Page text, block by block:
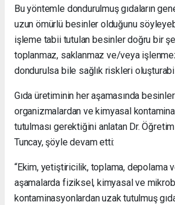
Bu yöntemle dondurulmuş gıdaların
uzun ömürlü besinler olduğunu
işleme tabii tutulan besinler doğru bir
toplanmaz, saklanmaz ve/veya
dondurulsa bile sağlık riskleri
Gıda üretiminin her aşamasında
organizmalardan ve kimyasal
tutulması gerektiğini anlatan Dr.
Tuncay, şöyle devam etti:
“Ekim, yetiştiricilik, toplama, depolama
aşamalarda fiziksel, kimyasal ve
kontaminasyonlardan uzak tutulmuş